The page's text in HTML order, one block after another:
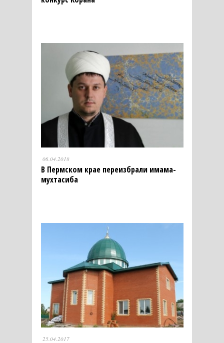
06.04.2018
В Пермском крае переизбрали имама-
мухтасиба
25.04.2017